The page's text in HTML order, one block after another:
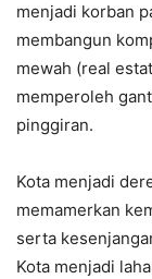
menjadi korban
membangun
mewah (real
memperoleh
pinggiran.
Kota menjadi
memamerkan
serta
Kota menjadi